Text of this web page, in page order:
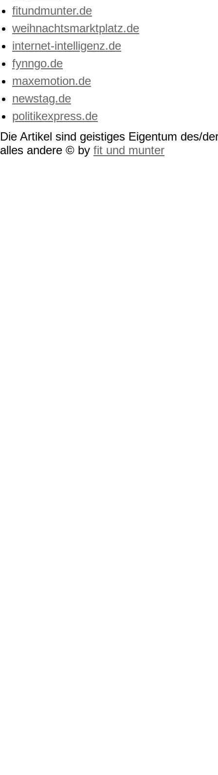
fitundmunter.de
weihnachtsmarktplatz.de
internet-intelligenz.de
fynngo.de
maxemotion.de
newstag.de
politikexpress.de
Die Artikel sind geistiges Eigentum des/
alles andere © by fit und munter